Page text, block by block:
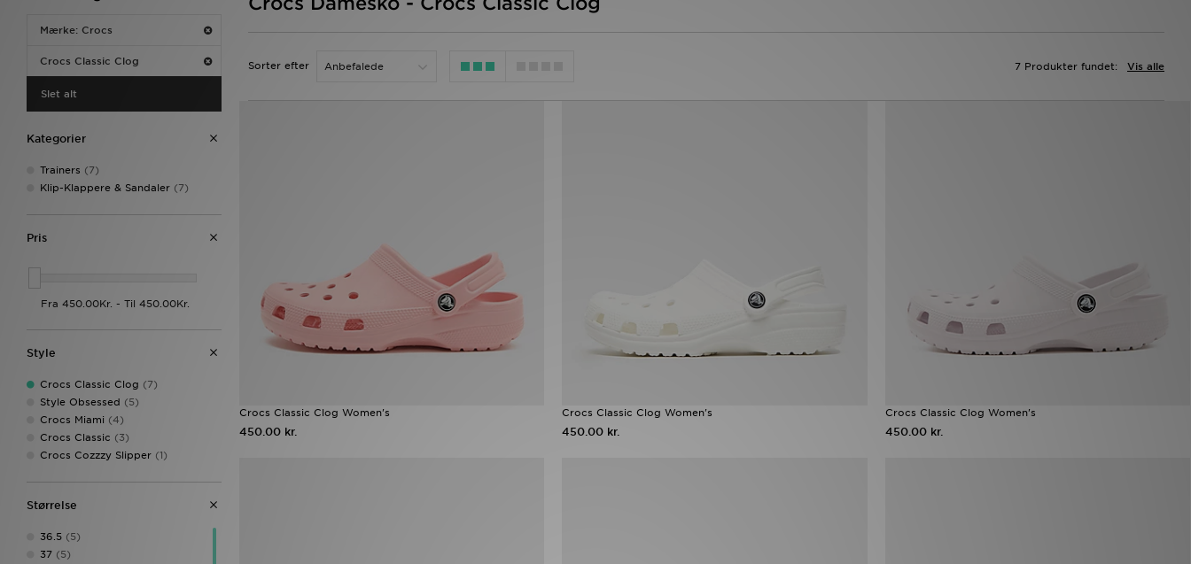
Mærke: Crocs
Crocs Classic Clog
Slet alt
Kategorier
Trainers (7)
Klip-Klappere & Sandaler (7)
Pris
Style
Crocs Classic Clog (7)
Style Obsessed (5)
Crocs Miami (4)
Crocs Classic (3)
Crocs Cozzzy Slipper (1)
Størrelse
36.5 (5)
37 (5)
Sorter efter Vis alle
7 Produkter fundet:
Crocs Classic Clog Women's
450.00 kr.
Crocs Classic Clog Women's
450.00 kr.
Crocs Classic Clog Women's
450.00 kr.